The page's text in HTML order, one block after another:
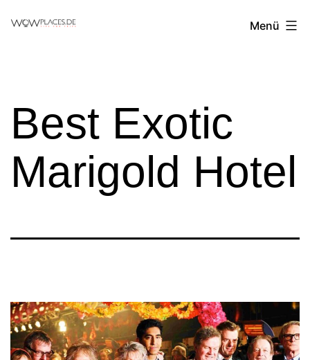
Reiseblog
Menü
Best Exotic
Marigold Hotel